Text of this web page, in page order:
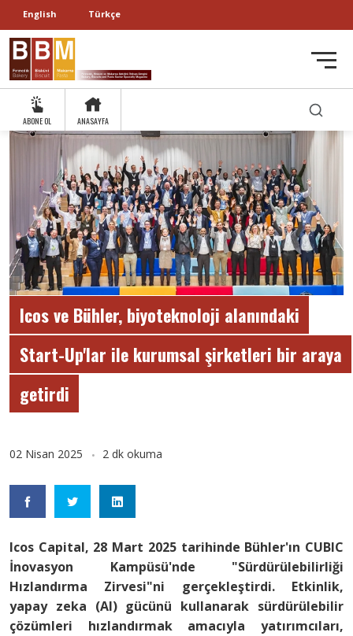
English Türkçe
ABONE OL ANASAYFA
Icos ve Bühler, biyoteknoloji alanındaki
Start-Up'lar ile kurumsal şirketleri bir araya
getirdi
02 Nisan 2025 2 dk okuma
Icos Capital, 28 Mart 2025 tarihinde Bühler'ın CUBIC
İnovasyon Kampüsü'nde "Sürdürülebilirliği
Hızlandırma Zirvesi"ni gerçekleştirdi. Etkinlik,
yapay zeka (AI) gücünü kullanarak sürdürülebilir
çözümleri hızlandırmak amacıyla yatırımcıları,